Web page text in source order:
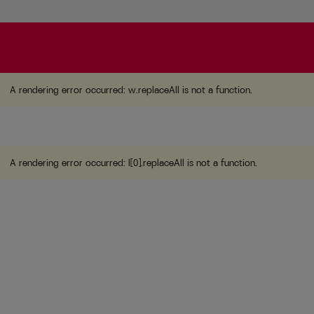
A rendering error occurred:w.replaceAll is not a function
A rendering error occurred: w.replaceAll is not a function.
A rendering error occurred: l[0].replaceAll is not a function.